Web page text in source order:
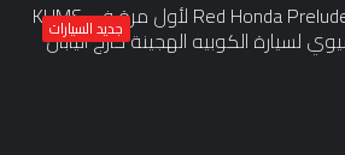
جديد السيارات